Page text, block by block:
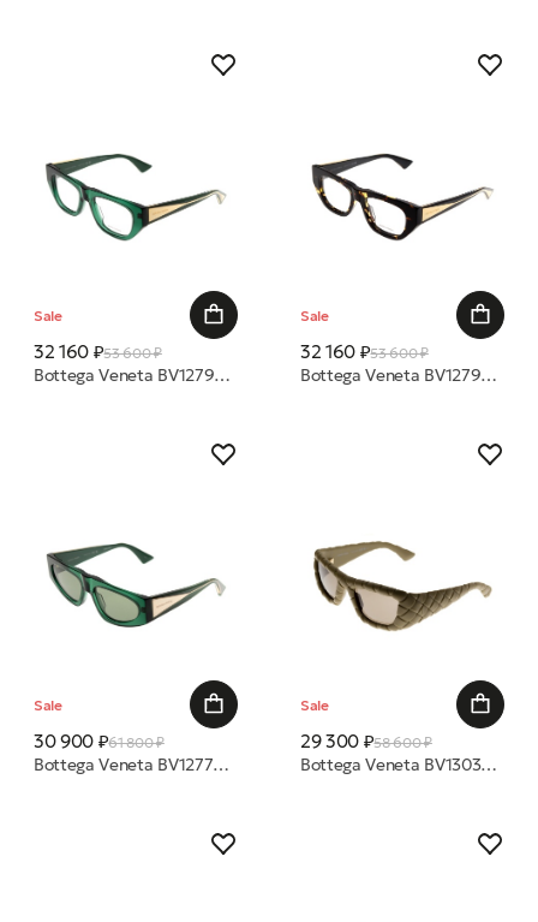
Sale
32 160 ₽53 600 ₽
Bottega Veneta BV1279O 003 51 оправа
Sale
32 160 ₽53 600 ₽
Bottega Veneta BV1279O 002 51 оправа
Sale
30 900 ₽61 800 ₽
Bottega Veneta BV1277S 003 57 очки с/з
Sale
29 300 ₽58 600 ₽
Bottega Veneta BV1303S 002 56 очки с/з